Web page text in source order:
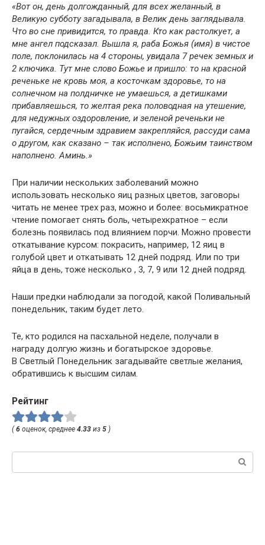
«Вот он, день долгожданный, для всех желанный, в
Великую субботу загадывала, в Велик день заглядывала.
Что во сне привидится, то правда. Кто как растолкует, а
мне ангел подсказал. Вышла я, раба Божья (имя) в чистое
поле, поклонилась на 4 стороны, увидала 7 речек земных и
2 ключика. Тут мне слово Божье и пришло: то на красной
реченьке не кровь моя, а косточкам здоровье, то на
солнечном на полдничке не умаешься, а детишками
прибавляешься, то желтая река половодная на утешение,
для недужных оздоровление, и зеленой реченьки не
пугайся, сердечным здравием закрепляйся, рассуди сама
о другом, как сказано – так исполнено, Божьим таинством
наполнено. Аминь.»
При наличии нескольких заболеваний можно
использовать несколько яиц разных цветов, заговоры
читать не менее трех раз, можно и более: восьмикратное
чтение помогает снять боль, четырехкратное – если
болезнь появилась под влиянием порчи. Можно провести
откатывание курсом: покрасить, например, 12 яиц в
голубой цвет и откатывать 12 дней подряд. Или по три
яйца в день, тоже несколько , 3, 7, 9 или 12 дней подряд.
Наши предки наблюдали за погодой, какой Поливальный
понедельник, таким будет лето.
Те, кто родился на пасхальной неделе, получали в
награду долгую жизнь и богатырское здоровье.
В Светлый Понедельник загадывайте светлые желания,
обратившись к высшим силам.
Рейтинг
(6 оценок, среднее 4.33 из 5 )